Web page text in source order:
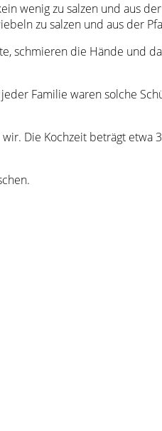
wenig zu salzen und aus
zu salzen und aus der
schmieren die Hände und
Familie waren solche
Die Kochzeit beträgt etwa